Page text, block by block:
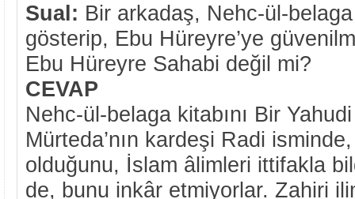
Sual: Bir arkadaş, Nehc-ül-
gösterip, Ebu Hüreyre’ye
Ebu Hüreyre Sahabi değil mi?
CEVAP
Nehc-ül-belaga kitabını Bir
Mürteda’nın kardeşi Radi
olduğunu, İslam âlimleri ittifakla
de, bunu inkâr etmiyorlar. Zahiri